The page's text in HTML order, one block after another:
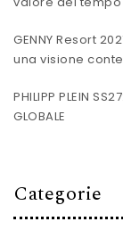
GENNY Resort
una visione
PHILIPP PLEIN
GLOBALE
Categorie